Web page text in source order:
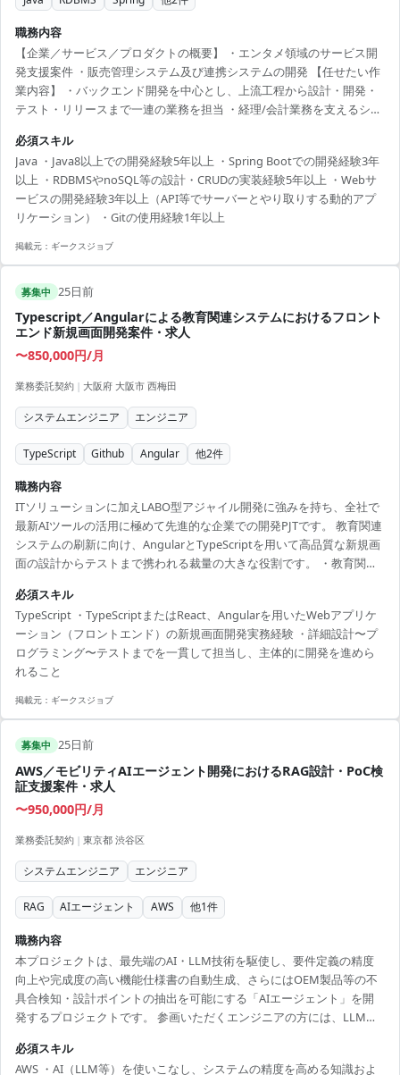
職務内容
【企業／サービス／プロダクトの概要】 ・エンタメ領域のサービス開
発支援案件 ・販売管理システム及び連携システムの開発 【任せたい作
業内容】 ・バックエンド開発を中心とし、上流工程から設計・開発・
テスト・リリースまで一連の業務を担当 ・経理/会計業務を支えるシス
ログに基づくPBI設計・開発・テスト・リリース ・チームメンバーやス
テークホルダーと協力しながらタスク推進 【案件のアピールポイン
ト】 ・スクラム/アジャイル開発プロセスに参画 ・自主性やチーム協力
を重視 ・アーキテクチャやドメイン設計に携われる ・顧客価値への貢
献を重視 ・Slac...
必須スキル
Java ・Java8以上での開発経験5年以上 ・Spring Bootでの開発経験3年
以上 ・RDBMSやnoSQL等の設計・CRUDの実装経験5年以上 ・Webサ
ービスの開発経験3年以上（API等でサーバーとやり取りする動的アプ
リケーション） ・Gitの使用経験1年以上
掲載元： ギークスジョブ
募集中 25日前
Typescript／Angularによる教育関連システムにおけるフロント
エンド新規画面開発案件・求人
〜850,000円/月
業務委託契約 | 大阪府 大阪市 西梅田
システムエンジニア エンジニア
TypeScript Github Angular 他2件
職務内容
ITソリューションに加えLABO型アジャイル開発に強みを持ち、全社で
最新AIツールの活用に極めて先進的な企業での開発PJTです。 教育関連
システムの刷新に向け、AngularとTypeScriptを用いて高品質な新規画
面の設計からテストまで携われる裁量の大きな役割です。 ・教育関連
画面開発 ・フロントエンド領域の詳細設計、実装、単体・結合テスト
の実行 ・既存フロントエンドからAngularシステムへの移行、改修に伴
うコーディング
必須スキル
TypeScript ・TypeScriptまたはReact、Angularを用いたWebアプリケ
ーション（フロントエンド）の新規画面開発実務経験 ・詳細設計〜プ
ログラミング〜テストまでを一貫して担当し、主体的に開発を進めら
れること
掲載元： ギークスジョブ
募集中 25日前
AWS／モビリティAIエージェント開発におけるRAG設計・PoC検
証支援案件・求人
〜950,000円/月
業務委託契約 | 東京都 渋谷区
システムエンジニア エンジニア
RAG AIエージェント AWS 他1件
職務内容
本プロジェクトは、最先端のAI・LLM技術を駆使し、要件定義の精度
向上や完成度の高い機能仕様書の自動生成、さらにはOEM製品等の不
具合検知・設計ポイントの抽出を可能にする「AIエージェント」を開
発するプロジェクトです。 参画いただくエンジニアの方には、LLMを
成）のアーキテクチャ設計・検証を主導していただきます。さらに、
必須スキル
AWS ・AI（LLM等）を使いこなし、システムの精度を高める知識およ